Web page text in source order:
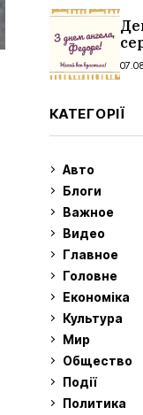
КАТЕГОРІЇ
Авто
Блоги
Важное
Видео
Главное
Головне
Економіка
Культура
Мир
Общество
Події
Политика